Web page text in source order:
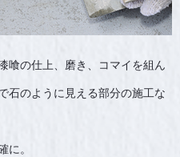
喰の仕上、磨き、コマイを組ん
石のように見える部分の施工な
に。